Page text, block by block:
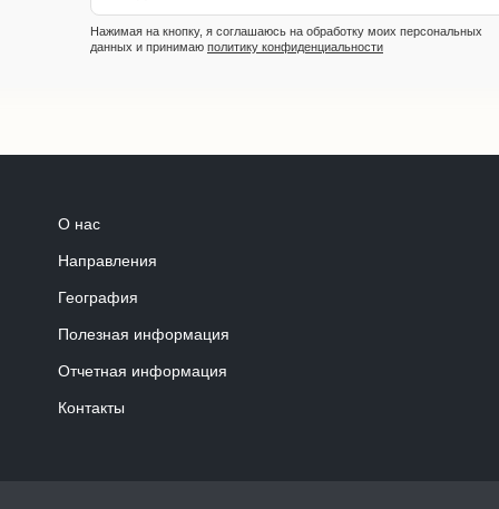
Нажимая на кнопку, я соглашаюсь на обработку моих персональных
данных и принимаю политику конфиденциальности
О нас
Направления
География
Полезная информация
Отчетная информация
Контакты